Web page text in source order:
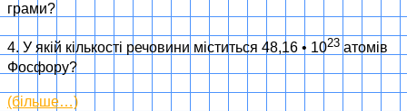
грами?
4. У якій кількості речовини міститься 48,16 • 1023 атомів
Фосфору?
(більше…)